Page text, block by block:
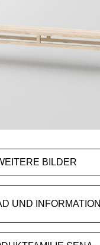
BILDER
UND INFORMATION